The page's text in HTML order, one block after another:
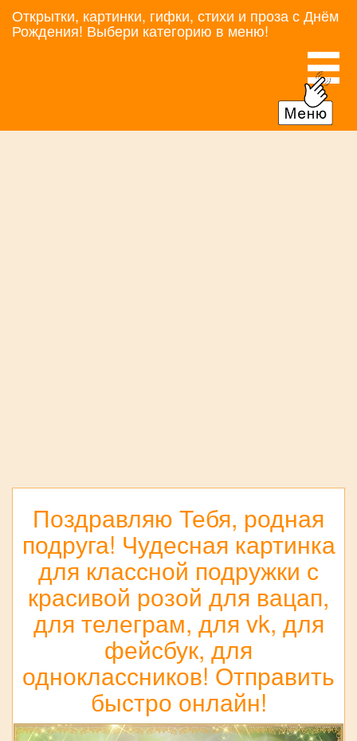
Открытки, картинки, гифки, стихи и проза с Днём
Рождения! Выбери категорию в меню!
Поздравляю Тебя, родная
подруга! Чудесная картинка
для классной подружки с
красивой розой для вацап,
для телеграм, для vk, для
фейсбук, для
одноклассников! Отправить
быстро онлайн!